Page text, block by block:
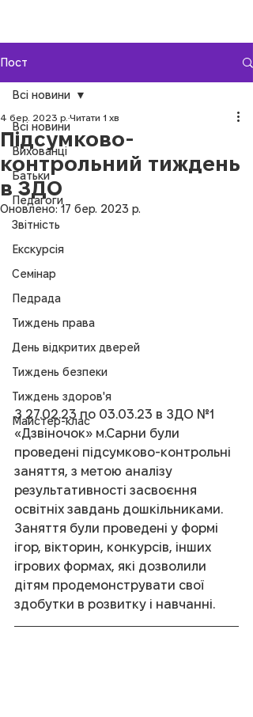
Пост
Всі новини
Вихованці
Батьки
Педагоги
Звітність
Екскурсія
Семінар
Педрада
Тиждень права
День відкритих дверей
Тиждень безпеки
Тиждень здоров'я
Майстер-клас
Всі новини
Підсумково-
контрольний тиждень
в ЗДО
4 бер. 2023 р. Читати 1 хв
Оновлено: 17 бер. 2023 р.
З 27.02.23 по 03.03.23 в ЗДО №1
«Дзвіночок» м.Сарни були
проведені підсумково-контрольні
заняття, з метою аналізу
результативності засвоєння
освітніх завдань дошкільниками.
Заняття були проведені у формі
ігор, вікторин, конкурсів, інших
ігрових формах, які дозволили
дітям продемонструвати свої
здобутки в розвитку і навчанні.